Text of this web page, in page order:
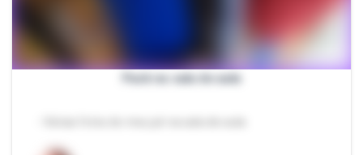
Pack na sala de aula